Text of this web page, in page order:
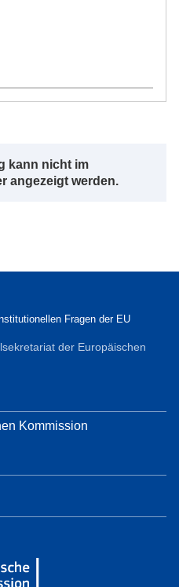
kann nicht im
angezeigt werden.
Fragen der EU
der Europäischen
Kommission